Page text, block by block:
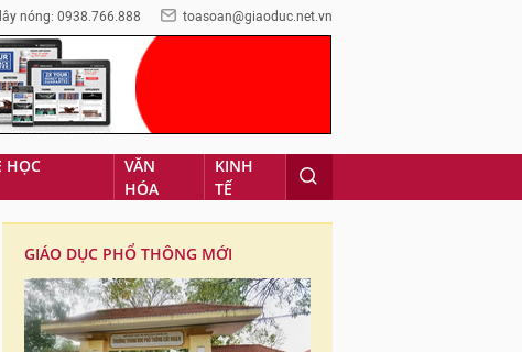
nóng: 0938.766.888 toasoan@giaoduc.net.vn
HỌC
VĂN
HÓA
KINH
TẾ
GIÁO DỤC PHỔ THÔNG MỚI